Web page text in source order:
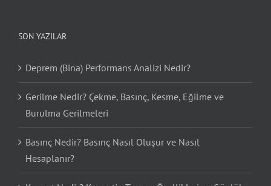
SON YAZILAR
Deprem (Bina) Performans Analizi Nedir?
Gerilme Nedir? Çekme, Basınç, Kesme, Eğilme ve
Burulma Gerilmeleri
Basınç Nedir? Basınç Nasıl Oluşur ve Nasıl
Hesaplanır?